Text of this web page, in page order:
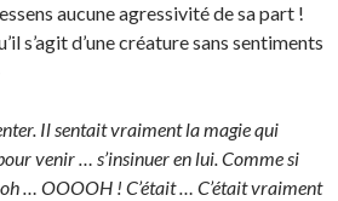
aucune agressivité de sa part !
s’agit d’une créature sans sentiments
Il sentait vraiment la magie qui
venir … s’insinuer en lui. Comme si
… OOOOH ! C’était … C’était vraiment